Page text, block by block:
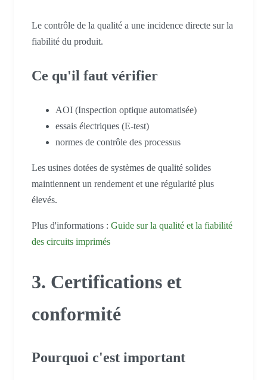
Le contrôle de la qualité a une incidence directe sur la
fiabilité du produit.
Ce qu'il faut vérifier
AOI (Inspection optique automatisée)
essais électriques (E-test)
normes de contrôle des processus
Les usines dotées de systèmes de qualité solides
maintiennent un rendement et une régularité plus
élevés.
Plus d'informations : Guide sur la qualité et la fiabilité
des circuits imprimés
3. Certifications et
conformité
Pourquoi c'est important